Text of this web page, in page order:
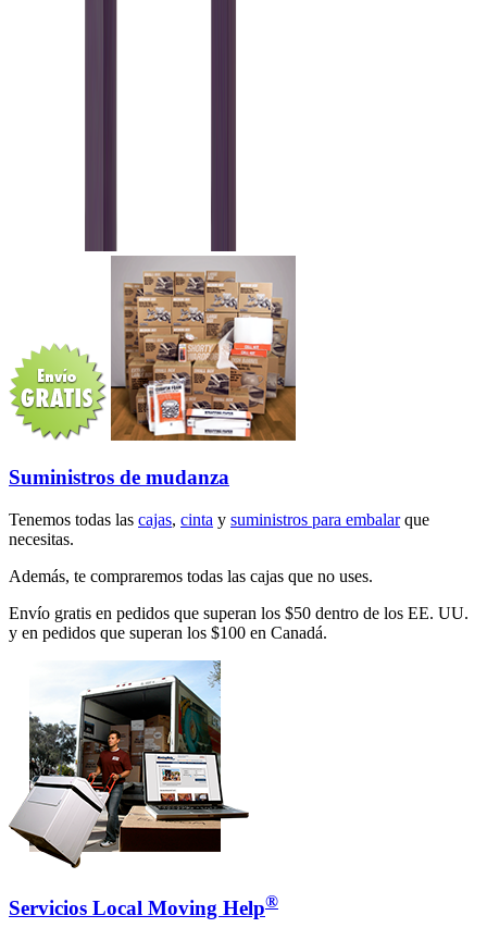
Suministros de mudanza
Tenemos todas las cajas, cinta y suministros para embalarque
necesitas.
Además, te compraremos todas las cajas que no uses.
Envío gratis en pedidos que superan los $50 dentro de los EE. UU.
y en pedidos que superan los $100 en Canadá.
Servicios Local Moving Help®